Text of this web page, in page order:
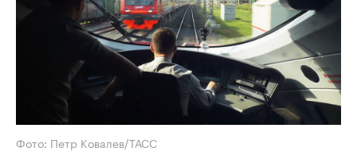
Фото: Петр Ковалев/ТАСС